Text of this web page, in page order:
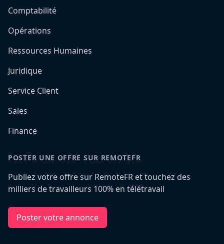
Comptabilité
Opérations
Ressources Humaines
Juridique
Service Client
Sales
Finance
POSTER UNE OFFRE SUR REMOTEFR
Publiez votre offre sur RemoteFR et touchez des
milliers de travailleurs 100% en télétravail
Poster votre annonce